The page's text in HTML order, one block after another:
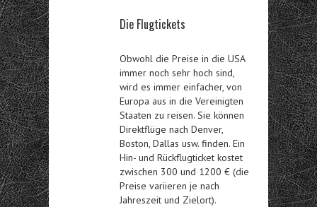
Die Flugtickets
Obwohl die Preise in die USA
immer noch sehr hoch sind,
wird es immer einfacher, von
Europa aus in die Vereinigten
Staaten zu reisen. Sie können
Direktflüge nach Denver,
Boston, Dallas usw. finden. Ein
Hin- und Rückflugticket kostet
zwischen 300 und 1200 € (die
Preise variieren je nach
Jahreszeit und Zielort).